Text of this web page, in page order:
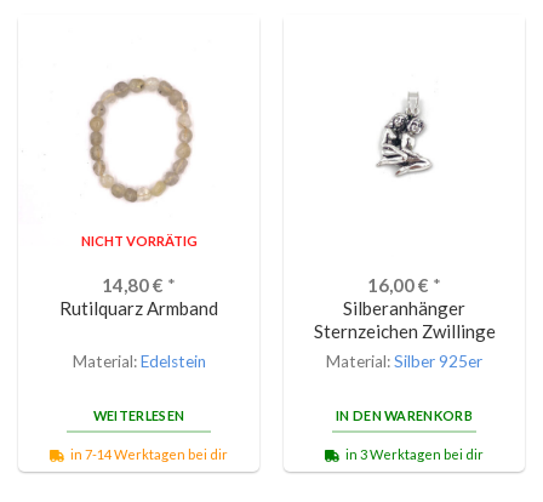
NICHT VORRÄTIG
14,80€ *
Rutilquarz Armband
Material:Edelstein
WEITERLESEN
in 7-14 Werktagen bei dir
16,00€ *
Silberanhänger
Sternzeichen Zwillinge
Material:Silber 925er
IN DEN WARENKORB
in 3 Werktagen bei dir